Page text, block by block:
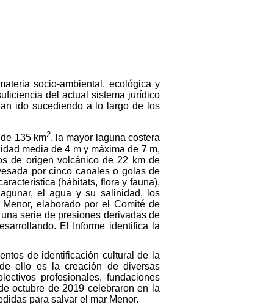
socio-ambiental, ecológica y
del actual sistema jurídico
ido sucediendo a lo largo de los
135 km2, la mayor laguna costera
media de 4 m y máxima de 7 m,
de origen volcánico de 22 km de
por cinco canales o golas de
(hábitats, flora y fauna),
el agua y su salinidad, los
elaborado por el Comité de
serie de presiones derivadas de
El Informe identifica la
de identificación cultural de la
ello es la creación de diversas
profesionales, fundaciones
octubre de 2019 celebraron en la
para salvar el mar Menor.